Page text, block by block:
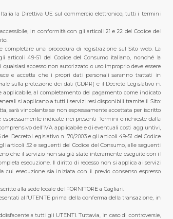
la Direttiva UE sul commercio elettronico, tutti i termini
in conformità con gli articoli 21 e 22 del Codice del
completare una procedura di registrazione sul Sito web. La
articoli 49-51 del Codice del Consumo italiano, nonché la
accesso non autorizzato o uso improprio deve essere
e accetta che i propri dati personali saranno trattati in
sulla protezione dei dati (GDPR) e il Decreto Legislativo n.
applicabile, al completamento del pagamento come indicato
si applicano a tutti i servizi resi disponibili tramite il Sito:
sarà vincolante se non espressamente accettata per iscritto
espressamente indicate nei presenti Termini o richieste dalla
dell’IVA applicabile e di eventuali costi aggiuntivi,
Decreto Legislativo n. 70/2003 e gli articoli 49-51 del Codice
articoli 52 e seguenti del Codice del Consumo, alle seguenti
che il servizio non sia già stato interamente eseguito con il
esecuzione. Il diritto di recesso non si applica ai servizi
esecuzione sia iniziata con il previo consenso espresso
alla sede locale del FORNITORE a Cagliari.
all’UTENTE prima della conferma della transazione, in
a tutti gli UTENTI. Tuttavia, in caso di controversie,